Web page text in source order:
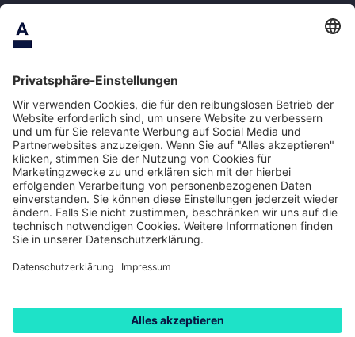
Geld aufbewahren
© 2025 Asservato
AGB
Impressum
Preis- und Leistungsverzeichnis
Datenschutz
Datenschutzeinstellungen